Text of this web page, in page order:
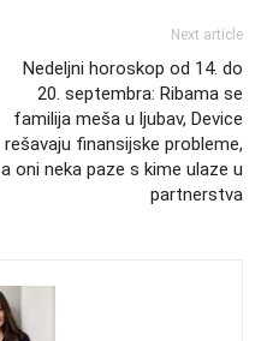
Next article
Nedeljni horoskop od 14. do
20. septembra: Ribama se
familija meša u ljubav, Device
rešavaju finansijske probleme,
a oni neka paze s kime ulaze u
partnerstva